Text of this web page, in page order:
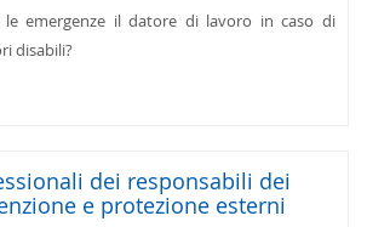
le emergenze il datore di lavoro in caso di
disabili?
dei responsabili dei
e protezione esterni